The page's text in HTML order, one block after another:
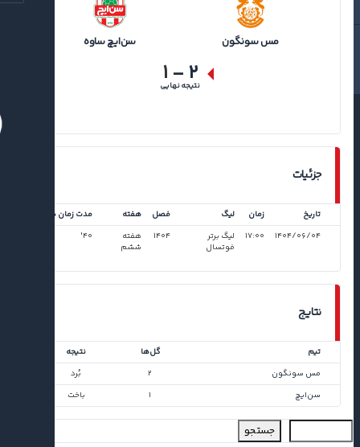
مس سونگون سن‌ایچ ساوه
۲- ۱
نتیجه نهایی
جزئیات
تاریخ زمان لیگ فصل هفته
مدت زمان بازی
۱۴۰۴/۰۶/۰۴
۱۷:۰۰
لیگ برتر
فوتسال
۱۴۰۴
هفته
ششم
۴۰'
نتایج
تیم گل‌ها
نتیجه
مس سونگون
۲
بُرد
سن‌ایچ
۱ باخت
جستجو